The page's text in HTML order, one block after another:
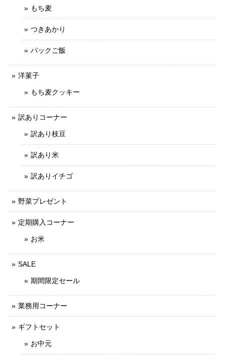
もち麦
つきあかり
パックご飯
洋菓子
もち麦クッキー
訳ありコーナー
訳あり枝豆
訳あり米
訳ありイチゴ
野菜プレゼント
定期購入コーナー
お米
SALE
期間限定セール
業務用コーナー
ギフトセット
お中元